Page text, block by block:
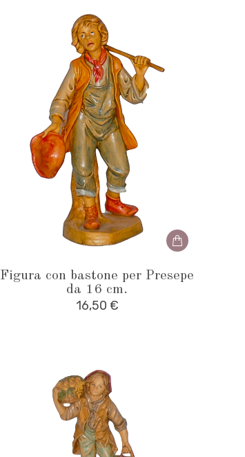
Figura con bastone per Presepe
da 16 cm.
16,50 €